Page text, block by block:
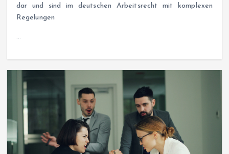
dar und sind im deutschen Arbeitsrecht mit komplexen
Regelungen
…